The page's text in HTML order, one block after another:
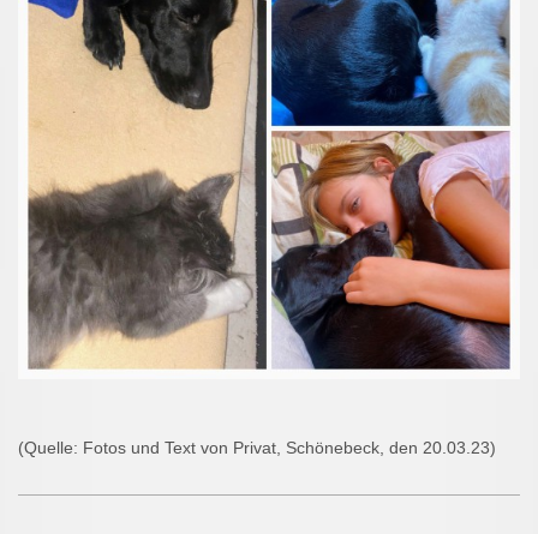
(Quelle: Fotos und Text von Privat, Schönebeck, den 20.03.23)